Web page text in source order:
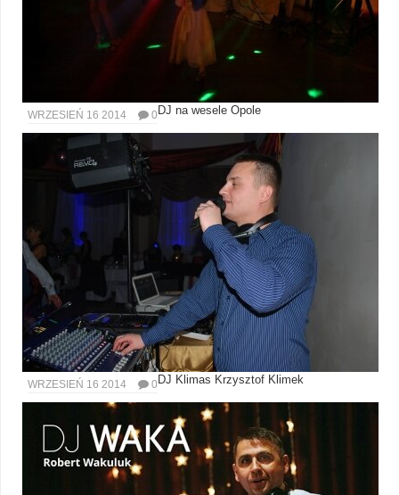
WRZESIEŃ 16 2014 0DJ na wesele Opole
WRZESIEŃ 16 2014 0DJ Klimas Krzysztof Klimek